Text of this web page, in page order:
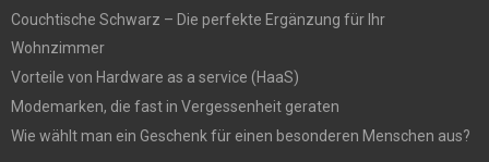
Couchtische Schwarz – Die perfekte Ergänzung für Ihr
Wohnzimmer
Vorteile von Hardware as a service (HaaS)
Modemarken, die fast in Vergessenheit geraten
Wie wählt man ein Geschenk für einen besonderen Menschen aus?